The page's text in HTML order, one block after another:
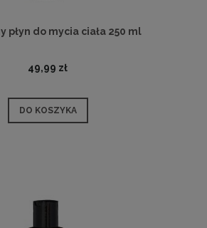
płyn do mycia ciała 250 ml
49,99 zł
DO KOSZYKA